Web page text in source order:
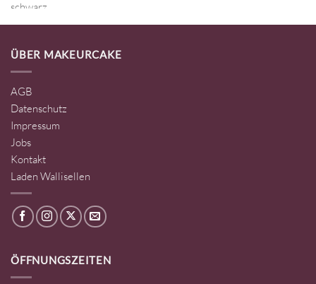
ÜBER MAKEURCAKE
AGB
Datenschutz
Impressum
Jobs
Kontakt
Laden Wallisellen
ÖFFNUNGSZEITEN